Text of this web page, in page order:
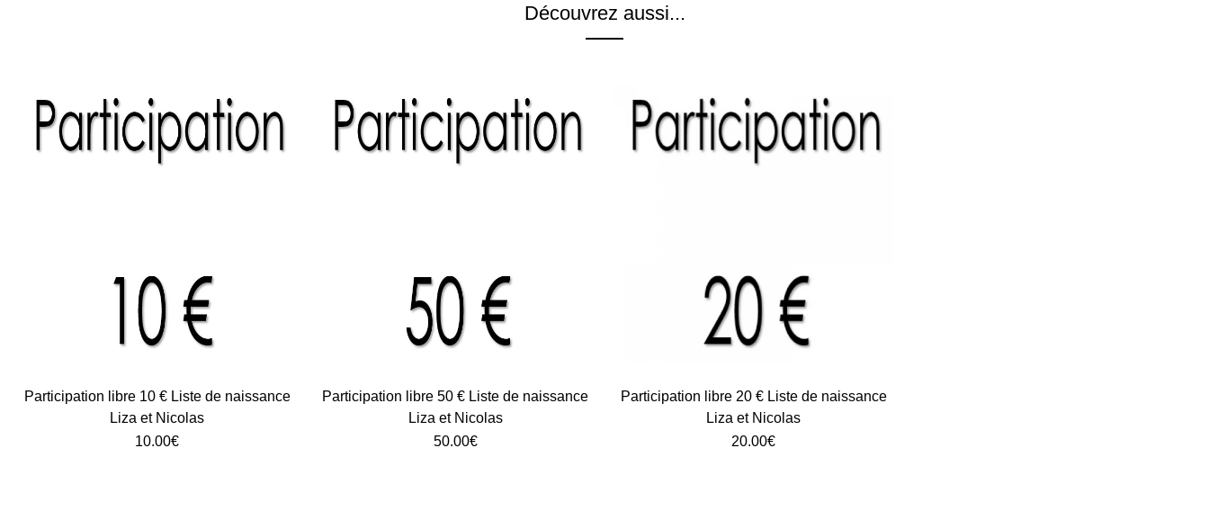
Découvrez aussi...
Participation libre 10 € Liste de naissance
Liza et Nicolas
10.00€
Participation libre 50 € Liste de naissance
Liza et Nicolas
50.00€
Participation libre 20 € Liste de naissance
Liza et Nicolas
20.00€